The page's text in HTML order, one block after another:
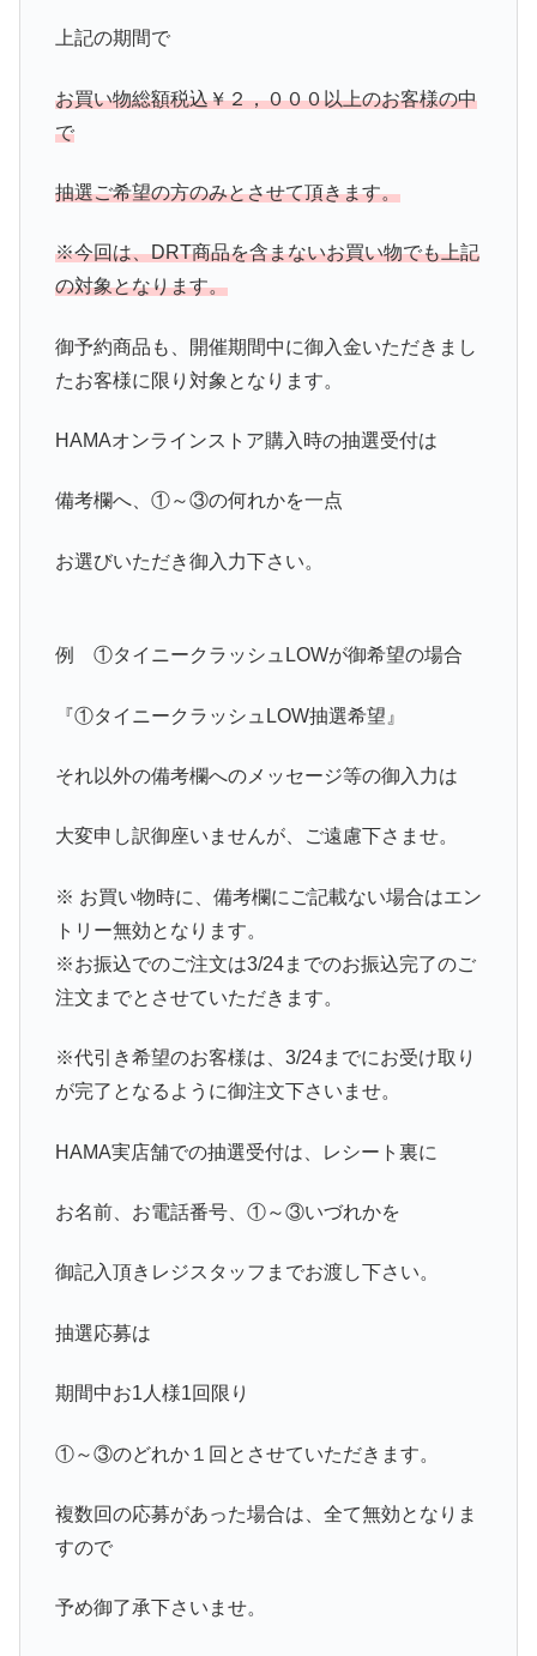
上記の期間で
お買い物総額税込￥２，０００以上のお客様の中
で
抽選ご希望の方のみとさせて頂きます。
※今回は、DRT商品を含まないお買い物でも上記
の対象となります。
御予約商品も、開催期間中に御入金いただきまし
たお客様に限り対象となります。
HAMAオンラインストア購入時の抽選受付は
備考欄へ、①～③の何れかを一点
お選びいただき御入力下さい。
例 ①タイニークラッシュLOWが御希望の場合
『①タイニークラッシュLOW抽選希望』
それ以外の備考欄へのメッセージ等の御入力は
大変申し訳御座いませんが、ご遠慮下さませ。
※ お買い物時に、備考欄にご記載ない場合はエン
トリー無効となります。
※お振込でのご注文は3/24までのお振込完了のご
注文までとさせていただきます。
※代引き希望のお客様は、3/24までにお受け取り
が完了となるように御注文下さいませ。
HAMA実店舗での抽選受付は、レシート裏に
お名前、お電話番号、①～③いづれかを
御記入頂きレジスタッフまでお渡し下さい。
抽選応募は
期間中お1人様1回限り
①～③のどれか１回とさせていただきます。
複数回の応募があった場合は、全て無効となりま
すので
予め御了承下さいませ。